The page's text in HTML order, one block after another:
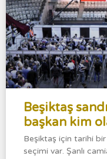
Beşiktaş
başkan kim
Beşiktaş için tarihi
seçimi var. Şanlı